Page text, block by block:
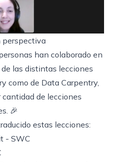
perspectiva
han colaborado en
las distintas lecciones
como de Data Carpentry,
de lecciones
🎉
estas lecciones:
- SWC